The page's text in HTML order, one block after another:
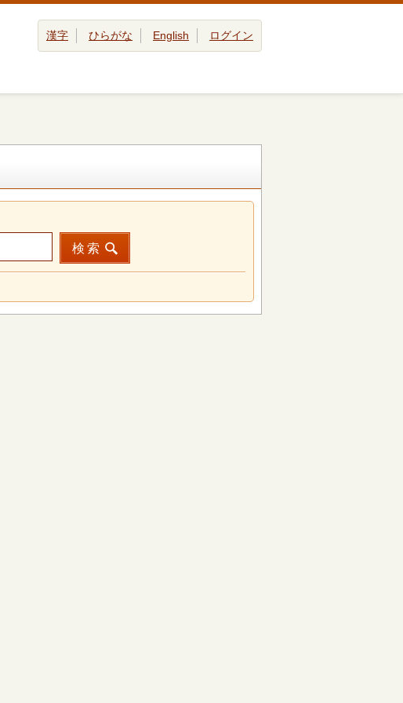
漢字 ひらがな English ログイン
検索